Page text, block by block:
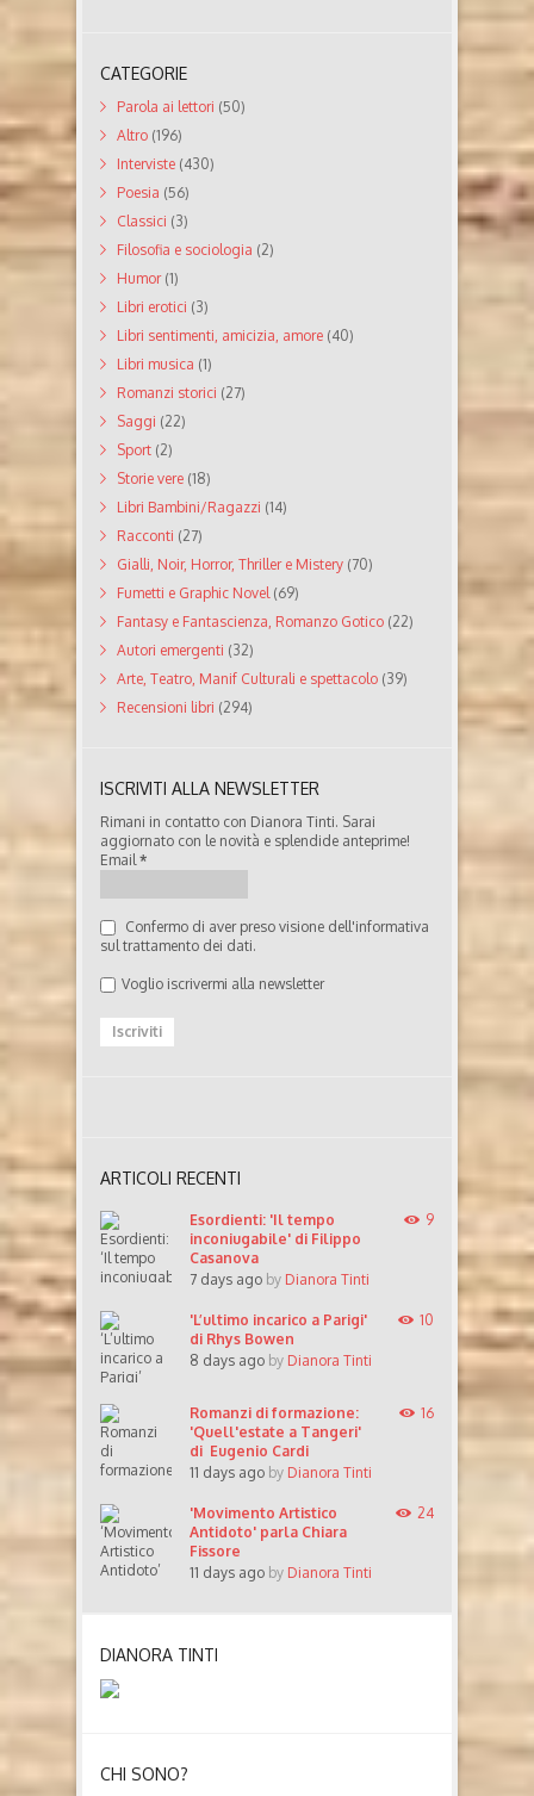
CATEGORIE
Parola ai lettori (50)
Altro (196)
Interviste (430)
Poesia (56)
Classici (3)
Filosofia e sociologia (2)
Humor(1)
Libri erotici (3)
Libri sentimenti, amicizia, amore (40)
Libri musica (1)
Romanzi storici (27)
Saggi (22)
Sport (2)
Storie vere (18)
Libri Bambini/Ragazzi (14)
Racconti (27)
Gialli, Noir, Horror, Thriller e Mistery (70)
Fumetti e Graphic Novel (69)
Fantasy e Fantascienza, Romanzo Gotico (22)
Autori emergenti (32)
Arte, Teatro, Manif Culturali e spettacolo (39)
Recensioni libri (294)
ISCRIVITI ALLA NEWSLETTER
Rimani in contatto con Dianora Tinti. Sarai
aggiornato con le novità e splendide anteprime!
Email *
Confermo di aver preso visione dell'informativa
sul trattamento dei dati.
Voglio iscrivermi alla newsletter
ARTICOLI RECENTI
Esordienti: 'Il tempo
inconiugabile' di Filippo
Casanova
7 days ago by Dianora Tinti
9
'L’ultimo incarico a Parigi'
di Rhys Bowen
8 days ago by Dianora Tinti
10
Romanzi di formazione:
'Quell'estate a Tangeri'
di Eugenio Cardi
11 days ago by Dianora Tinti
16
'Movimento Artistico
Antidoto' parla Chiara
Fissore
11 days ago by Dianora Tinti
24
DIANORA TINTI
CHI SONO?